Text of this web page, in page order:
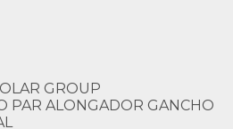
GROUP
PAR ALONGADOR GANCHO